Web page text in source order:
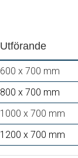
Utförande
600 x 700 mm
800 x 700 mm
1000 x 700 mm
1200 x 700 mm